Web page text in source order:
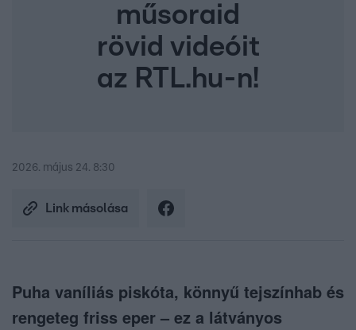
műsoraid
rövid videóit
az RTL.hu-n!
2026. május 24. 8:30
Link másolása
Puha vaníliás piskóta, könnyű tejszínhab és
rengeteg friss eper – ez a látványos